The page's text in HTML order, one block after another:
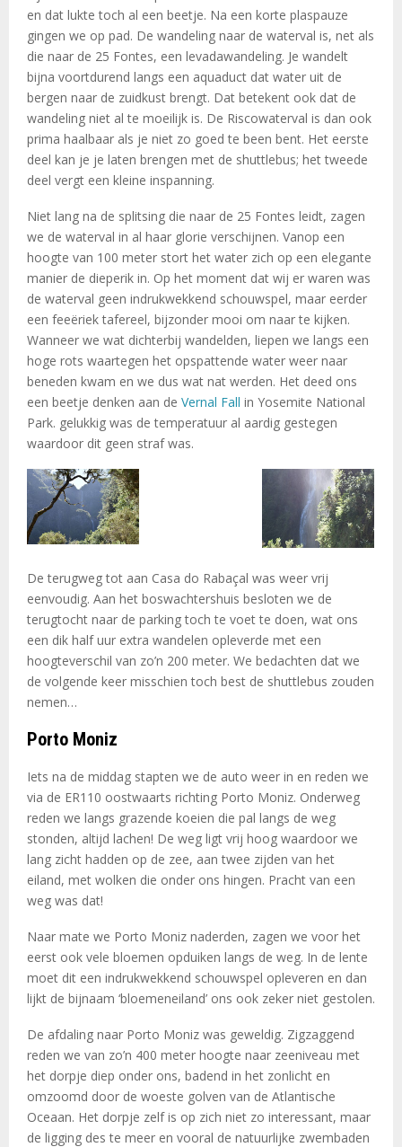
en dat lukte toch al een beetje. Na een korte plaspauze
gingen we op pad. De wandeling naar de waterval is, net als
die naar de 25 Fontes, een levadawandeling. Je wandelt
bijna voortdurend langs een aquaduct dat water uit de
bergen naar de zuidkust brengt. Dat betekent ook dat de
wandeling niet al te moeilijk is. De Riscowaterval is dan ook
prima haalbaar als je niet zo goed te been bent. Het eerste
deel kan je je laten brengen met de shuttlebus; het tweede
deel vergt een kleine inspanning.
Niet lang na de splitsing die naar de 25 Fontes leidt, zagen
we de waterval in al haar glorie verschijnen. Vanop een
hoogte van 100 meter stort het water zich op een elegante
manier de dieperik in. Op het moment dat wij er waren was
de waterval geen indrukwekkend schouwspel, maar eerder
een feeëriek tafereel, bijzonder mooi om naar te kijken.
Wanneer we wat dichterbij wandelden, liepen we langs een
hoge rots waartegen het opspattende water weer naar
beneden kwam en we dus wat nat werden. Het deed ons
een beetje denken aan de Vernal Fall in Yosemite National
Park. gelukkig was de temperatuur al aardig gestegen
waardoor dit geen straf was.
De terugweg tot aan Casa do Rabaçal was weer vrij
eenvoudig. Aan het boswachtershuis besloten we de
terugtocht naar de parking toch te voet te doen, wat ons
een dik half uur extra wandelen opleverde met een
hoogteverschil van zo’n 200 meter. We bedachten dat we
de volgende keer misschien toch best de shuttlebus zouden
nemen…
Porto Moniz
Iets na de middag stapten we de auto weer in en reden we
via de ER110 oostwaarts richting Porto Moniz. Onderweg
reden we langs grazende koeien die pal langs de weg
stonden, altijd lachen! De weg ligt vrij hoog waardoor we
lang zicht hadden op de zee, aan twee zijden van het
eiland, met wolken die onder ons hingen. Pracht van een
weg was dat!
Naar mate we Porto Moniz naderden, zagen we voor het
eerst ook vele bloemen opduiken langs de weg. In de lente
moet dit een indrukwekkend schouwspel opleveren en dan
lijkt de bijnaam ‘bloemeneiland’ ons ook zeker niet gestolen.
De afdaling naar Porto Moniz was geweldig. Zigzaggend
reden we van zo’n 400 meter hoogte naar zeeniveau met
het dorpje diep onder ons, badend in het zonlicht en
omzoomd door de woeste golven van de Atlantische
Oceaan. Het dorpje zelf is op zich niet zo interessant, maar
de ligging des te meer en vooral de natuurlijke zwembaden